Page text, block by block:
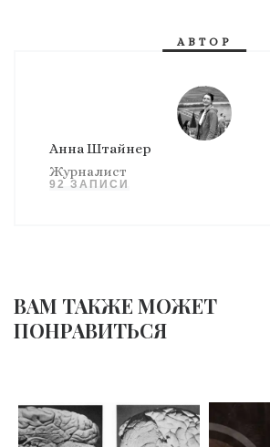
АВТОР
Анна Штайнер
Журналист
92 ЗАПИСИ
ВАМ ТАКЖЕ МОЖЕТ
ПОНРАВИТЬСЯ